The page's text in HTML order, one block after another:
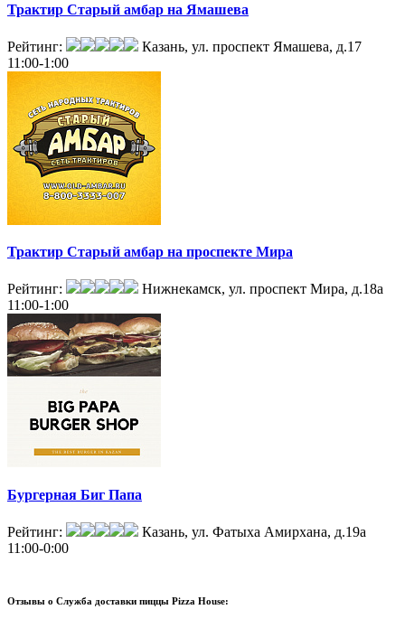
Трактир Старый амбар на Ямашева
Рейтинг:
Казань, ул. проспект Ямашева, д.17
11:00-1:00
Трактир Старый амбар на проспекте Мира
Рейтинг:
Нижнекамск, ул. проспект Мира, д.18а
11:00-1:00
Бургерная Биг Папа
Рейтинг:
Казань, ул. Фатыха Амирхана, д.19а
11:00-0:00
Отзывы о Служба доставки пиццы Pizza House: